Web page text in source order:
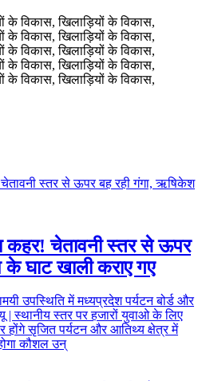
के विकास, खिलाड़ियों के विकास,
के विकास, खिलाड़ियों के विकास,
के विकास, खिलाड़ियों के विकास,
के विकास, खिलाड़ियों के विकास,
के विकास, खिलाड़ियों के विकास,
कहर! चेतावनी स्तर से ऊपर
घाट खाली कराए गए